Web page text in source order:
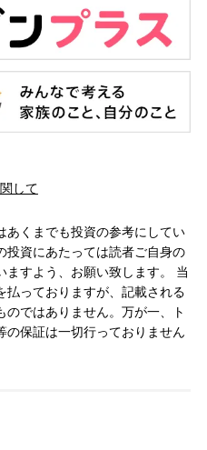
して
あくまでも投資の参考にしてい
投資にあたっては読者ご自身の
ますよう、お願い致します。 当
払っておりますが、記載される
ではありません。万が一、ト
の保証は一切行っておりません